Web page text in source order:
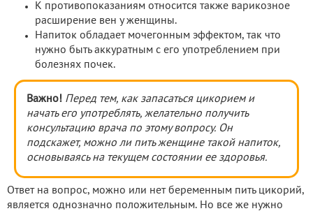
К противопоказаниям относится также варикозное
расширение вен у женщины.
Напиток обладает мочегонным эффектом, так что
нужно быть аккуратным с его употреблением при
болезнях почек.
Важно! Перед тем, как запасаться цикорием и
начать его употреблять, желательно получить
консультацию врача по этому вопросу. Он
подскажет, можно ли пить женщине такой напиток,
основываясь на текущем состоянии ее здоровья.
Ответ на вопрос, можно или нет беременным пить цикорий,
является однозначно положительным. Но все же нужно